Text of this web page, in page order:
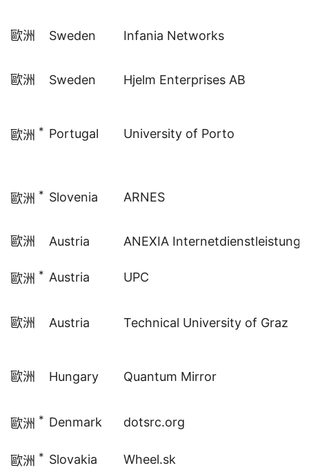
歐洲 Sweden Infania Networks
歐洲 Sweden Hjelm Enterprises AB
歐洲 * Portugal University of Porto
歐洲 * Slovenia ARNES
歐洲 Austria ANEXIA Internetdienstleistungs
歐洲 * Austria UPC
歐洲 Austria Technical University of Graz
歐洲 Hungary Quantum Mirror
歐洲 * Denmark dotsrc.org
歐洲 * Slovakia Wheel.sk